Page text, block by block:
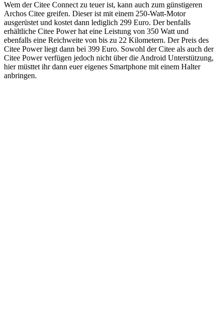
Wem der Citee Connect zu teuer ist, kann auch zum günstigeren
Archos Citee greifen. Dieser ist mit einem 250-Watt-Motor
ausgerüstet und kostet dann lediglich 299 Euro. Der benfalls
erhältliche Citee Power hat eine Leistung von 350 Watt und
ebenfalls eine Reichweite von bis zu 22 Kilometern. Der Preis des
Citee Power liegt dann bei 399 Euro. Sowohl der Citee als auch der
Citee Power verfügen jedoch nicht über die Android Unterstützung,
hier müsttet ihr dann euer eigenes Smartphone mit einem Halter
anbringen.